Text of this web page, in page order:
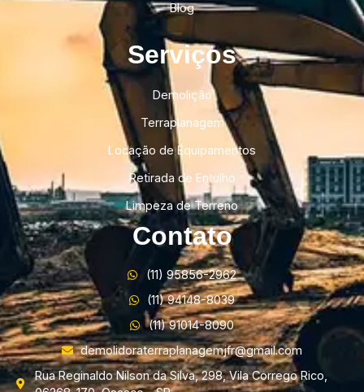
Blog
Serviços
Demolição
Terraplanagem
Locação de Equipamentos
Retirada de Entulho
Limpeza de Terreno
Contato
(11) 95856-2962
(11) 94148-8039
(11) 91014-8090
demolidoraterraplanagemjfr@gmail.com
Rua Reginaldo Nilson da Silva, 298, Vila Corrego Rico,